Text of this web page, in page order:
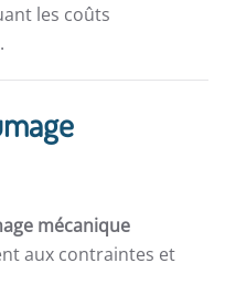
les coûts
mécanique
aux contraintes et